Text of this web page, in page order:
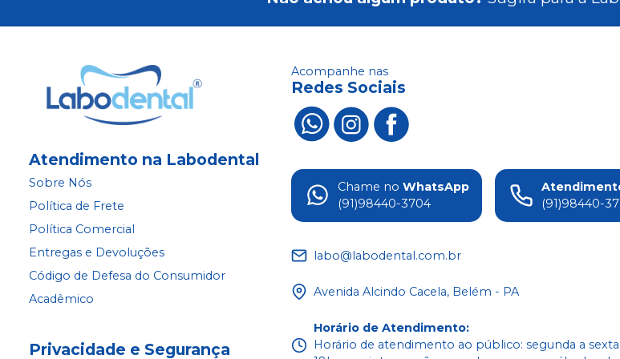
Cód.1010330
Atendimento na Labodental
Sobre Nós
Política de Frete
Política Comercial
Entregas e Devoluções
Código de Defesa do Consumidor
Acadêmico
Privacidade e Segurança
Acompanhe nas
Redes Sociais
Chame no WhatsApp
(91)98440-3704
(91)98440-
labo@labodental.com.br
Avenida Alcindo Cacela, Belém - PA
Horário de Atendimento:
Horário de atendimento ao público: segunda a